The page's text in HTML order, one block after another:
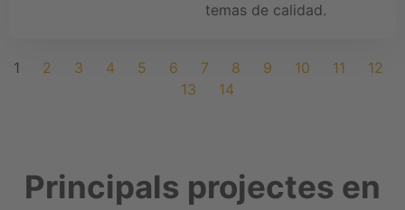
temas de calidad.
1 2 3 4 5 6 7 8 9 10 11
12
13
14
Principals projectes en